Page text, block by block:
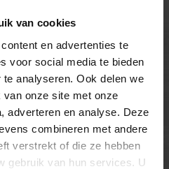
van cookies
en advertenties te
voor social media te bieden
analyseren. Ook delen we
onze site met onze
adverteren en analyse. Deze
combineren met andere
verstrekt of die ze hebben
gebruik van hun services. U